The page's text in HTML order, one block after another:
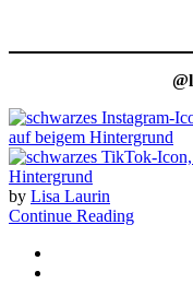
by Lisa Laurin
Continue Reading